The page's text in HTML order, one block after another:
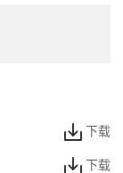
下载
下载